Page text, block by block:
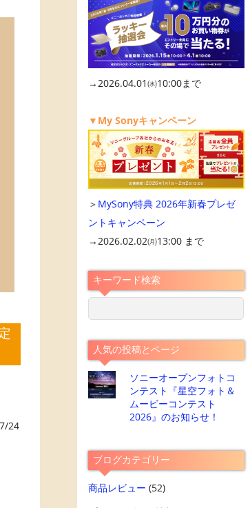
24
→2026.04.01㈬10:00まで
▼My Sonyキャンペーン
＞ MySony特典 2026年新春プレゼ
ントキャンペーン
→2026.02.02㈪13:00 まで
キーワード検索
人気の投稿とページ
ソニーオープンフォトコ
ンテスト『星空フォト＆
ムービーコンテスト
2026』のお知らせ！
ブログカテゴリー
商品レビュー (52)